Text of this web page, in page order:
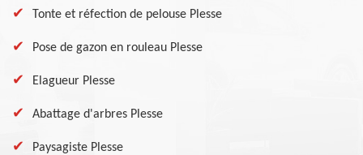
Tonte et réfection de pelouse Plesse
Pose de gazon en rouleau Plesse
Elagueur Plesse
Abattage d'arbres Plesse
Paysagiste Plesse